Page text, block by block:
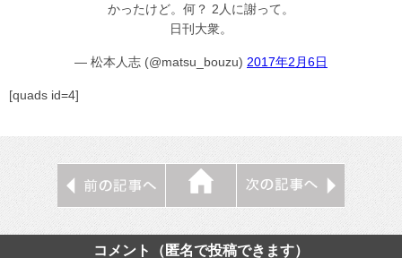
かったけど。何？ 2人に謝って。
日刊大衆。
— 松本人志 (@matsu_bouzu) 2017年2月6日
[quads id=4]
コメント（匿名で投稿できます）